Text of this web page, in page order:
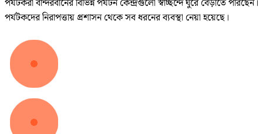
পর্যটকরা বান্দরবানের বিভিন্ন পর্যটন কেন্দ্রগুলো স্বাচ্ছন্দে ঘুরে বেড়াতে পারছেন।
পর্যটকদের নিরাপত্তায় প্রশাসন থেকে সব ধরনের ব্যবস্থা নেয়া হয়েছে।